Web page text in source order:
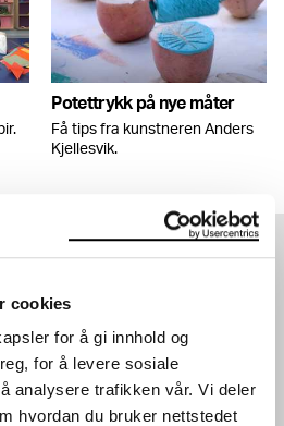
cookies
for å gi innhold og
for å levere sosiale
analysere trafikken vår. Vi deler
hvordan du bruker nettstedet
Potettrykk på nye måter
Få tips fra kunstneren Anders
Kjellesvik.